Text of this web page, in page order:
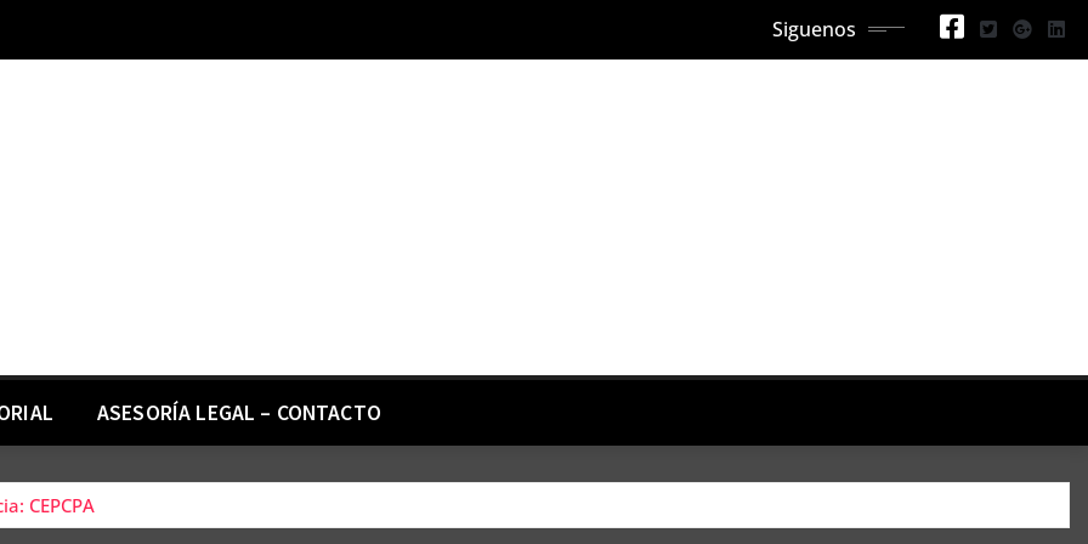
Siguenos
ASESORÍA LEGAL – CONTACTO
CEPCPA